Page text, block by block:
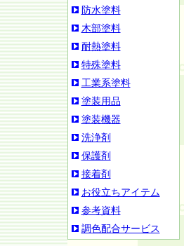
防水塗料
木部塗料
耐熱塗料
特殊塗料
工業系塗料
塗装用品
塗装機器
洗浄剤
保護剤
接着剤
お役立ちアイテム
参考資料
調色配合サービス